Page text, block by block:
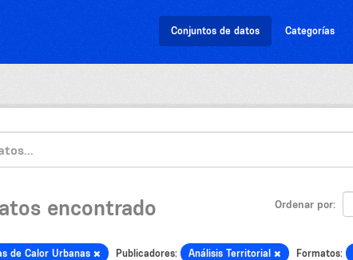
Conjuntos de datos Categorías
Ordenar por
encontrado
de Calor Urbanas Publicadores: Análisis Territorial Formatos: